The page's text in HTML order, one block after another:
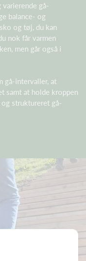
gå-
balance- og
og tøj, du kan
nok får varmen
men går også i
gå-intervaller, at
samt at holde kroppen
struktureret gå-